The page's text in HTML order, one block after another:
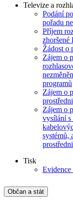
Televize a
Podání
pořadu
Příjem
zhoršené
Žádost o
Zájem o
programů
Zájem o
Zájem o
vysílání s
systémů,
Tisk
Evidence
Občan a stát